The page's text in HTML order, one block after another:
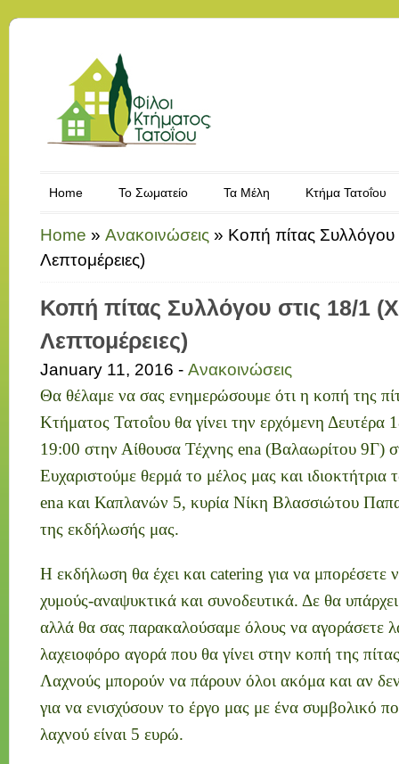
Home Το Σωματείο Τα Μέλη Κτήμα Τατοΐου
Home » Ανακοινώσεις » Κοπή πίτας Συλλόγου
Λεπτομέρειες)
Κοπή πίτας Συλλόγου στις 18/1
Λεπτομέρειες)
January 11, 2016 - Ανακοινώσεις
Θα θέλαμε να σας ενημερώσουμε ότι η κοπή της
Κτήματος Τατοΐου θα γίνει την ερχόμενη Δευτέρα
19:00 στην Αίθουσα Τέχνης ena (Βαλαωρίτου 9Γ)
Ευχαριστούμε θερμά το μέλος μας και
ena και Καπλανών 5, κυρία Νίκη Βλασσιώτου
της εκδήλωσής μας.
Η εκδήλωση θα έχει και catering για να μπορέσετε
χυμούς-αναψυκτικά και συνοδευτικά. Δε θα
αλλά θα σας παρακαλούσαμε όλους να αγοράσετε
λαχειοφόρο αγορά που θα γίνει στην κοπή της
Λαχνούς μπορούν να πάρουν όλοι ακόμα και αν
για να ενισχύσουν το έργο μας με ένα συμβολικό
λαχνού είναι 5 ευρώ.